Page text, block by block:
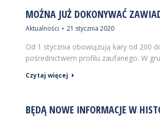
MOŻNA JUŻ DOKONYWAĆ
Aktualności 21 stycznia 2020
Od 1 stycznia obowiązują kary od 200
pośrednictwem profilu zaufanego. W
Czytaj więcej
BĘDĄ NOWE INFORMACJE W